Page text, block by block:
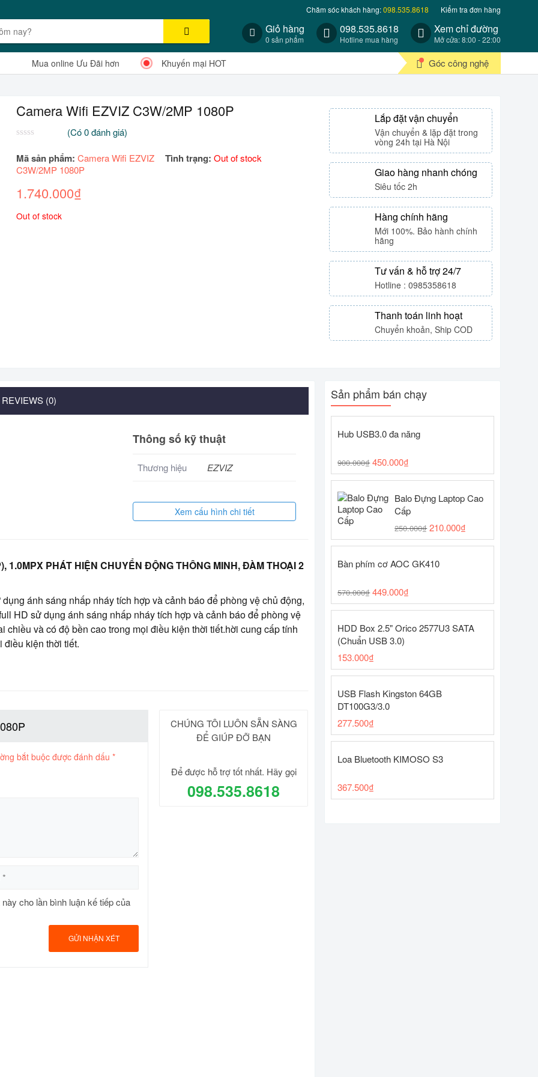
Chăm sóc khách hàng:098.535.8618 Kiểm tra đơn hàng
Giỏ hàng
0 sản phẩm
098.535.8618
Hotline mua hàng
Xem chỉ đường
Mở cửa: 8:00 - 22:00
Mua online Ưu Đãi hơn Khuyến mại HOT Góc công nghệ
Camera Wifi EZVIZ C3W/2MP 1080P
trên
5
dựa
đánh
giá
(Có0đánh giá)
Mã sản phẩm: Camera Wifi EZVIZ
C3W/2MP 1080P
Tình trạng: Out of stock
1.740.000₫
Out of stock
Lắp đặt vận chuyển
Vận chuyển & lặp đặt trong
vòng 24h tại Hà Nội
Giao hàng nhanh chóng
Siêu tốc 2h
Hàng chính hãng
Mới 100%. Bảo hành chính
hãng
Tư vấn & hỗ trợ 24/7
Hotline : 0985358618
Thanh toán linh hoạt
Chuyển khoản, Ship COD
REVIEWS (0)
Thông số kỹ thuật
Thương hiệu EZVIZ
Xem cấu hình chi tiết
1.0MPX PHÁT HIỆN CHUYỂN ĐỘNG THÔNG MINH, ĐÀM THOẠI 2
ánh sáng nhấp nháy tích hợp và cảnh báo để phòng vệ chủ động,
HD sử dụng ánh sáng nhấp nháy tích hợp và cảnh báo để phòng vệ
và có độ bền cao trong mọi điều kiện thời tiết.hời cung cấp tính
điều kiện thời tiết.
bắt buộc được đánh dấu *
cho lần bình luận kế tiếp của
CHÚNG TÔI LUÔN SẴN SÀNG
ĐỂ GIÚP ĐỠ BẠN
Để được hỗ trợ tốt nhất. Hãy gọi
098.535.8618
Sản phẩm bán chạy
Hub USB3.0 đa năng
900.000₫ 450.000₫
Balo Đựng Laptop Cao
Cấp
250.000₫ 210.000₫
Bàn phím cơ AOC GK410
570.000₫ 449.000₫
HDD Box 2.5" Orico 2577U3 SATA
(Chuẩn USB 3.0)
153.000₫
USB Flash Kingston 64GB
DT100G3/3.0
277.500₫
Loa Bluetooth KIMOSO S3
367.500₫